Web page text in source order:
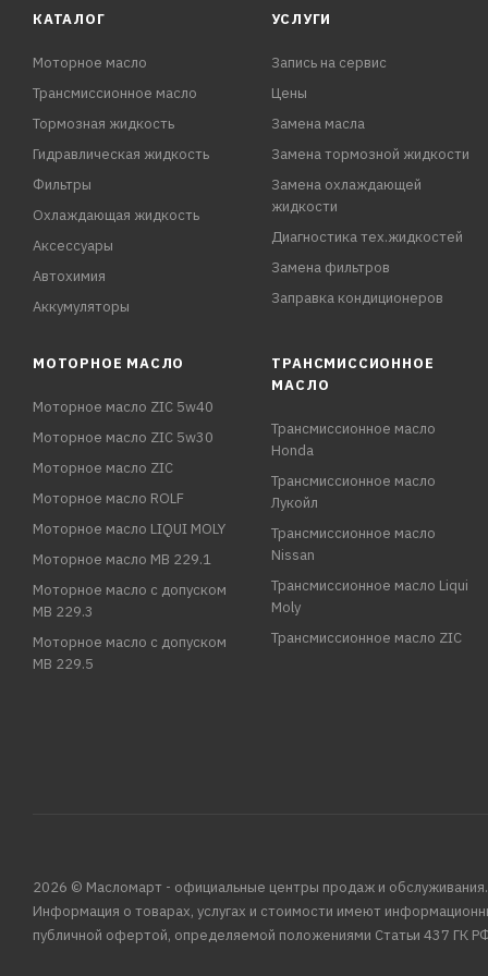
КАТАЛОГ
Моторное масло
Трансмиссионное масло
Тормозная жидкость
Гидравлическая жидкость
Фильтры
Охлаждающая жидкость
Аксессуары
Автохимия
Аккумуляторы
УСЛУГИ
Запись на сервис
Цены
Замена масла
Замена тормозной жидкости
Замена охлаждающей
жидкости
Диагностика тех.жидкостей
Замена фильтров
Заправка кондиционеров
МОТОРНОЕ МАСЛО
Моторное масло ZIC 5w40
Моторное масло ZIC 5w30
Моторное масло ZIC
Моторное масло ROLF
Моторное масло LIQUI MOLY
Моторное масло MB 229.1
Моторное масло с допуском
MB 229.3
Моторное масло с допуском
MB 229.5
ТРАНСМИССИОННОЕ
МАСЛО
Трансмиссионное масло
Honda
Трансмиссионное масло
Лукойл
Трансмиссионное масло
Nissan
Трансмиссионное масло Liqui
Moly
Трансмиссионное масло ZIC
2026 © Масломарт - официальные центры продаж и обслуживания.
Информация о товарах, услугах и стоимости имеют
публичной офертой, определяемой положениями Статьи 437 ГК